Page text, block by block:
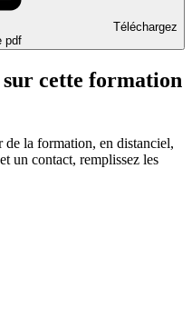
Téléchargez
pdf
cette formation
la formation, en distanciel,
un contact, remplissez les